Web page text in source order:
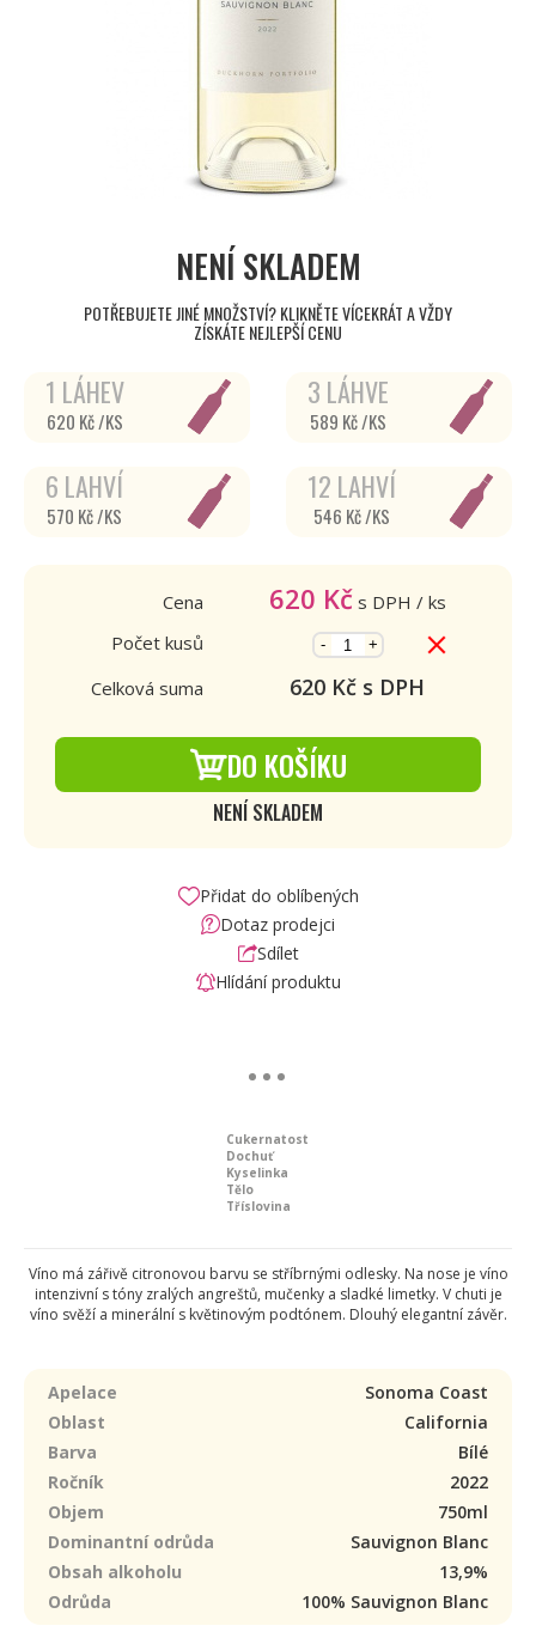
NENÍ SKLADEM
POTŘEBUJETE JINÉ MNOŽSTVÍ? KLIKNĚTE VÍCEKRÁT A VŽDY
ZÍSKÁTE NEJLEPŠÍ CENU
1 LÁHEV
620 Kč /KS
3 LÁHVE
589 Kč /KS
6 LAHVÍ
570 Kč /KS
12 LAHVÍ
546 Kč /KS
Cena 620 Kč s DPH / ks
Počet kusů
- +
Celková suma 620 Kč s DPH
DO KOŠÍKU
NENÍ SKLADEM
Přidat do oblíbených
Dotaz prodejci
Sdílet
Hlídání produktu
Cukernatost
Dochuť
Kyselinka
Tělo
Tříslovina
Víno má zářivě citronovou barvu se stříbrnými odlesky. Na nose je víno
intenzivní s tóny zralých angreštů, mučenky a sladké limetky. V chuti je
víno svěží a minerální s květinovým podtónem. Dlouhý elegantní závěr.
Apelace
Sonoma Coast
Oblast
California
Barva
Bílé
Ročník
2022
Objem
750ml
Dominantní odrůda
Sauvignon Blanc
Obsah alkoholu
13,9%
Odrůda
100% Sauvignon Blanc